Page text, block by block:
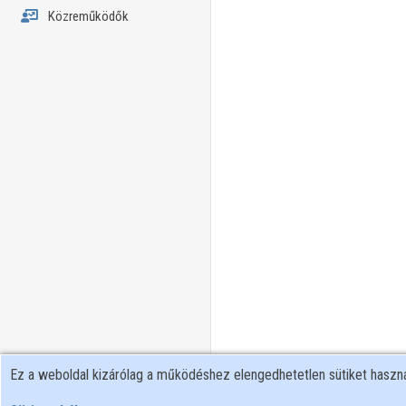
Közreműködők
Ez a weboldal kizárólag a működéshez elengedhetetlen sütiket